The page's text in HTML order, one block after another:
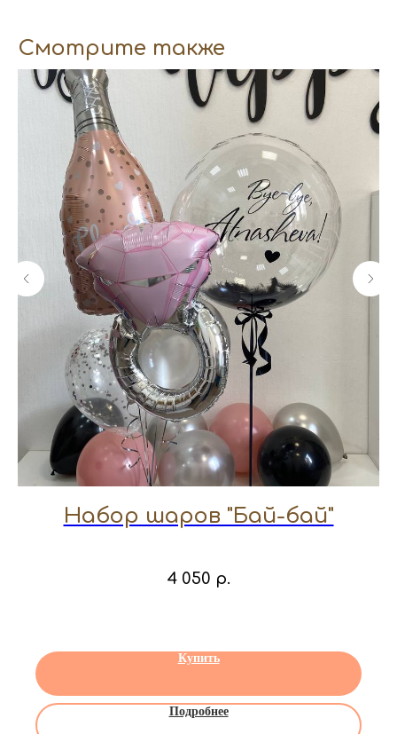
Смотрите также
Набор шаров "Бай-бай"
4 050 р.
Купить
Подробнее